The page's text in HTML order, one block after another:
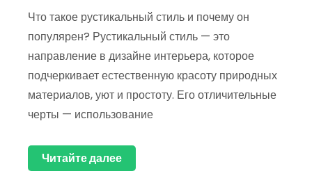
Что такое рустикальный стиль и почему он
популярен? Рустикальный стиль — это
направление в дизайне интерьера, которое
подчеркивает естественную красоту природных
материалов, уют и простоту. Его отличительные
черты — использование
Читайте далее